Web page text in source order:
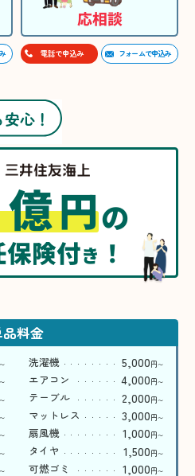
応相談
電話で申込み フォームで申込み
心！
億円の
険付き ！
料金
〜 洗濯機 5,000円〜
〜 エアコン 4,000円〜
〜 テーブル 2,000円〜
〜 マットレス 3,000円〜
〜 扇風機 1,000円〜
〜 タイヤ 1,500円〜
〜 可燃ゴミ 1,000円〜